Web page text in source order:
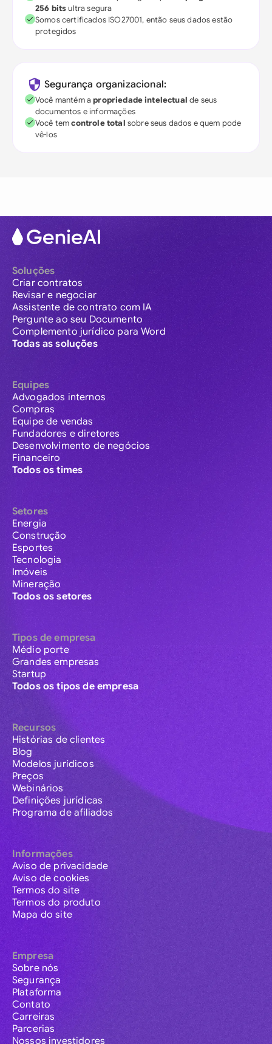
256 bitsultra segura
Somos certificados ISO27001, então seus dados estão
protegidos
Segurança organizacional:
Você mantém apropriedade intelectual de seus
documentos e informações
Você temcontrole total sobre seus dados e quem pode
vê-los
Soluções
Criar contratos
Revisar e negociar
Assistente de contrato com IA
Pergunte ao seu Documento
Complemento jurídico para Word
Todas as soluções
Equipes
Advogados internos
Compras
Equipe de vendas
Fundadores e diretores
Desenvolvimento de negócios
Financeiro
Todos os times
Setores
Energia
Construção
Esportes
Tecnologia
Imóveis
Mineração
Todos os setores
Tipos de empresa
Médio porte
Grandes empresas
Startup
Todos os tipos de empresa
Recursos
Histórias de clientes
Blog
Modelos jurídicos
Preços
Webinários
Definições jurídicas
Programa de afiliados
Informações
Aviso de privacidade
Aviso de cookies
Termos do site
Termos do produto
Mapa do site
Empresa
Sobre nós
Segurança
Plataforma
Contato
Carreiras
Parcerias
Nossos investidores